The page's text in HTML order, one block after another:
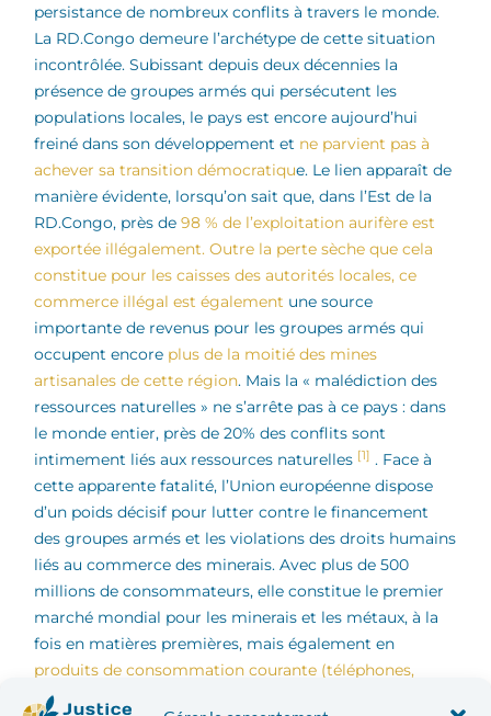
persistance de nombreux conflits à travers le monde.
La RD.Congo demeure l’archétype de cette situation
incontrôlée. Subissant depuis deux décennies la
présence de groupes armés qui persécutent les
populations locales, le pays est encore aujourd’hui
freiné dans son développement et ne parvient pas à
achever sa transition démocratique. Le lien apparaît de
manière évidente, lorsqu’on sait que, dans l’Est de la
RD.Congo, près de98 % de l’exploitation aurifère est
exportée illégalement. Outre la perte sèche que cela
constitue pour les caisses des autorités locales, ce
commerce illégal est également une source
importante de revenus pour les groupes armés qui
occupent encore plus de la moitié des mines
artisanales de cette région. Mais la « malédiction des
ressources naturelles » ne s’arrête pas à ce pays : dans
le monde entier, près de 20% des conflits sont
intimement liés aux ressources naturelles [1] . Face à
cette apparente fatalité, l’Union européenne dispose
d’un poids décisif pour lutter contre le financement
des groupes armés et les violations des droits humains
liés au commerce des minerais. Avec plus de 500
millions de consommateurs, elle constitue le premier
marché mondial pour les minerais et les métaux, à la
fois en matières premières, mais également en
produits de consommation courante (téléphones,
ordinateurs, moteurs…)